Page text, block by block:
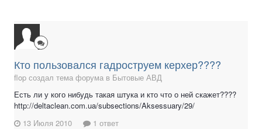
Кто пользовался гадроструем керхер????
flop создал тема форума в Бытовые АВД
Есть ли у кого нибудь такая штука и кто что о ней скажет????
http://deltaclean.com.ua/subsections/Aksessuary/29/
13 Июля 2010
1 ответ